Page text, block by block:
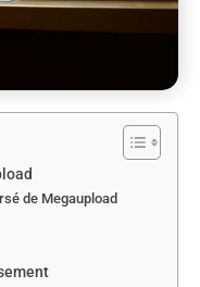
de Megaupload